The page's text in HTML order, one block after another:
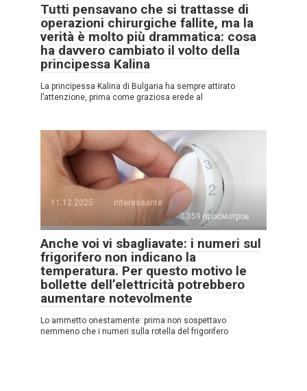
Tutti pensavano che si trattasse di
operazioni chirurgiche fallite, ma la
verità è molto più drammatica: cosa
ha davvero cambiato il volto della
principessa Kalina
La principessa Kalina di Bulgaria ha sempre attirato
l’attenzione, prima come graziosa erede al
11.12.2025
Interessante
359 просмотров
Anche voi vi sbagliavate: i numeri sul
frigorifero non indicano la
temperatura. Per questo motivo le
bollette dell’elettricità potrebbero
aumentare notevolmente
Lo ammetto onestamente: prima non sospettavo
nemmeno che i numeri sulla rotella del frigorifero